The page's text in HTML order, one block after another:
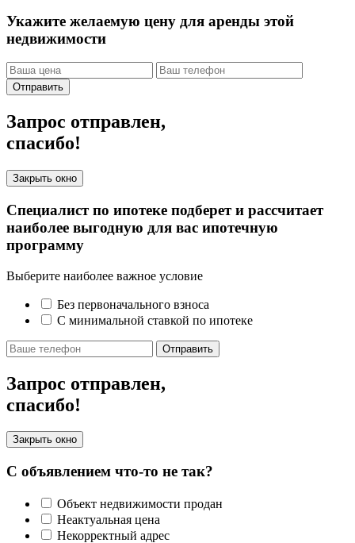
Укажите желаемую цену для аренды этой
недвижимости
Отправить
Запрос отправлен,
спасибо!
Закрыть окно
Специалист по ипотеке подберет и рассчитает
наиболее выгодную для вас ипотечную
программу
Выберите наиболее важное условие
Без первоначального взноса
С минимальной ставкой по ипотеке
Отправить
Запрос отправлен,
спасибо!
Закрыть окно
С объявлением что-то не так?
Объект недвижимости продан
Неактуальная цена
Некорректный адрес